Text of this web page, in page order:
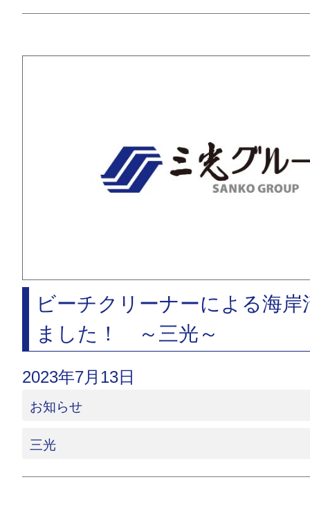
ビーチクリーナーによる海岸
ました！ ～三光～
2023年7月13日
お知らせ
三光